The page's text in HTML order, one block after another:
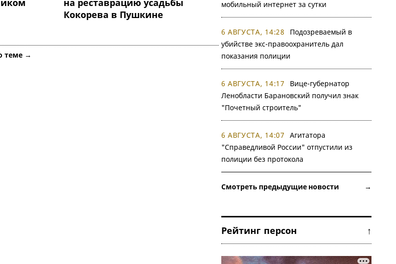
на реставрацию усадьбы
Кокорева в Пушкине
теме →
мобильный интернет за сутки
6 АВГУСТА, 14:28
Подозреваемый в
убийстве экс-правоохранитель дал
показания полиции
6 АВГУСТА, 14:17
Вице-губернатор
Ленобласти Барановский получил знак
"Почетный строитель"
6 АВГУСТА, 14:07
Агитатора
"Справедливой России" отпустили из
полиции без протокола
Смотреть предыдущие новости →
Рейтинг персон ↑